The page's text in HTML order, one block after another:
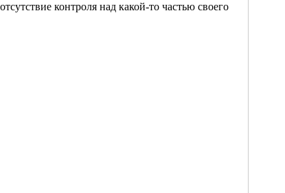
контроля над какой-то частью своего